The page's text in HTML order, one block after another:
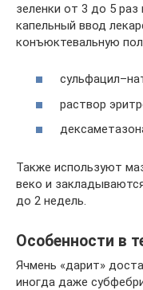
зеленки от 3 до 5
капельный ввод
конъюктевальную
раствор
Также используют
веко и
до 2 недель.
Особенности в
Ячмень «дарит»
иногда даже